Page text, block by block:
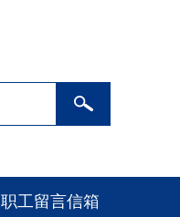
职工留言信箱